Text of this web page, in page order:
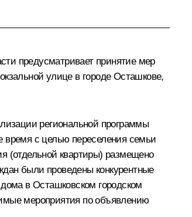
предусматривает принятие мер
улице в городе Осташкове,
региональной программы
время с целью переселения семьи
(отдельной квартиры) размещено
были проведены конкурентные
в Осташковском городском
мероприятия по объявлению